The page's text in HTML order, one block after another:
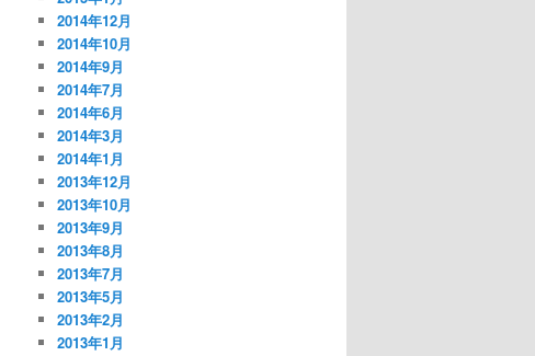
2014年12月
2014年10月
2014年9月
2014年7月
2014年6月
2014年3月
2014年1月
2013年12月
2013年10月
2013年9月
2013年8月
2013年7月
2013年5月
2013年2月
2013年1月